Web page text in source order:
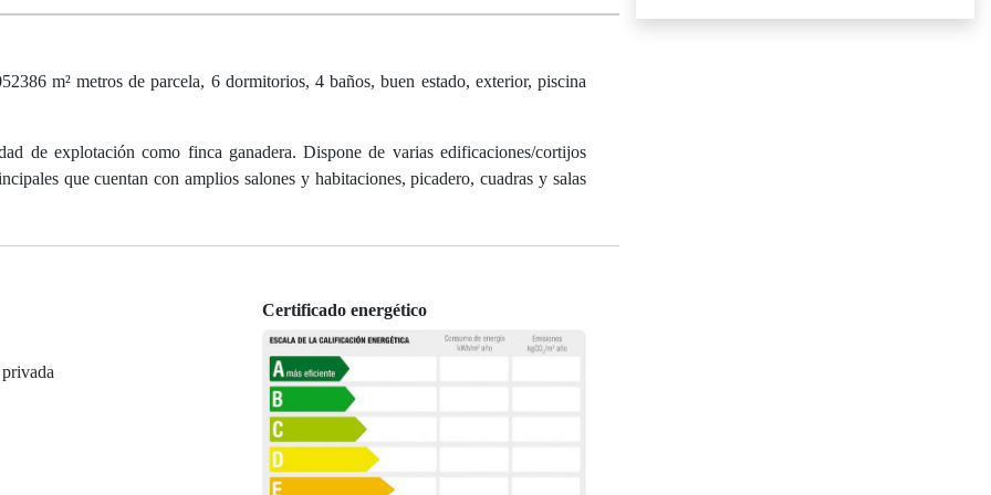
m² metros de parcela, 6 dormitorios, 4 baños, buen estado, exterior, piscina
de explotación como finca ganadera. Dispone de varias edificaciones/cortijos
que cuentan con amplios salones y habitaciones, picadero, cuadras y salas
Certificado energético